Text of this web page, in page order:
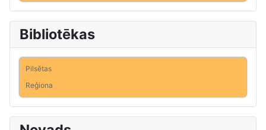
Bibliotēkas
Pilsētas
Reģiona